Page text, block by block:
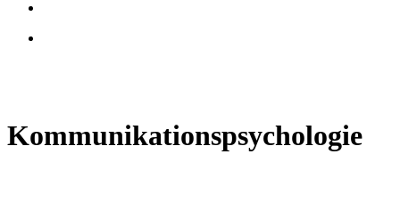
Kommunikationspsychologie